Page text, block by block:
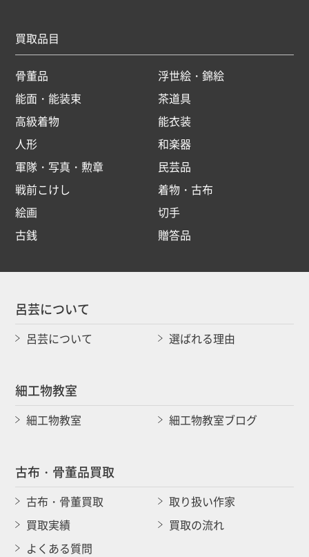
買取品目
骨董品
浮世絵・錦絵
能面・能装束
茶道具
高級着物
能衣装
人形
和楽器
軍隊・写真・勲章
民芸品
戦前こけし
着物・古布
絵画
切手
古銭
贈答品
呂芸について
呂芸について 選ばれる理由
細工物教室
細工物教室 細工物教室ブログ
古布・骨董品買取
古布・骨董買取
取り扱い作家
買取実績
買取の流れ
よくある質問